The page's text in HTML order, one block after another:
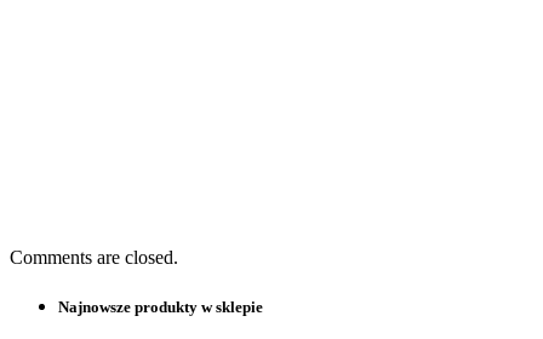
Comments are closed.
Najnowsze produkty w sklepie